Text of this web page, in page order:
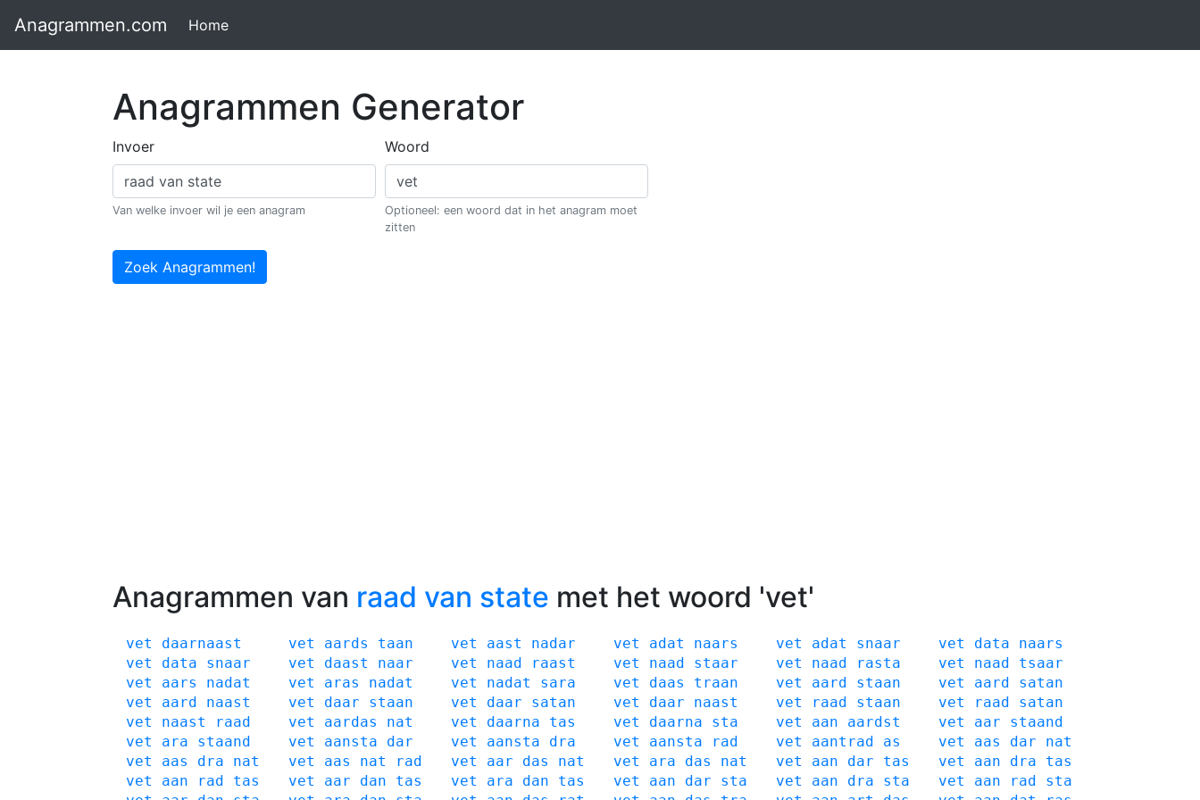
Anagrammen Generator
Invoer
Van welke invoer wil je een anagram
Woord
Optioneel: een woord dat in het anagram moet
zitten
Zoek Anagrammen!
Anagrammen van raad van state met het woord 'vet'
vet daarnaast vet aards taan vet aast nadar vet adat naars vet adat snaar vet data
naars
vet
data snaar vet daast naar vet naad raast vet naad staar vet naad rasta vet naad
tsaar
vet
aars nadat vet aras nadat vet nadat sara vet daas traan vet aard staan vet aard
satan
vet
aard naast vet daar staan vet daar satan vet daar naast vet raad staan vet raad
satan
vet
naast raad vet aardas nat vet daarna tas vet daarna sta vet aan aardst vet aar
staand
vet
ara staand vet aansta dar vet aansta dra vet aansta rad vet aantrad as vet aas dar
nat
vet
aas dra nat vet aas nat rad vet aar das nat vet ara das nat vet aan dar tas vet aan dra
tas
vet
aan rad tas vet aar dan tas vet ara dan tas vet aan dar sta vet aan dra sta vet aan rad
sta
Anagrammen.com Home